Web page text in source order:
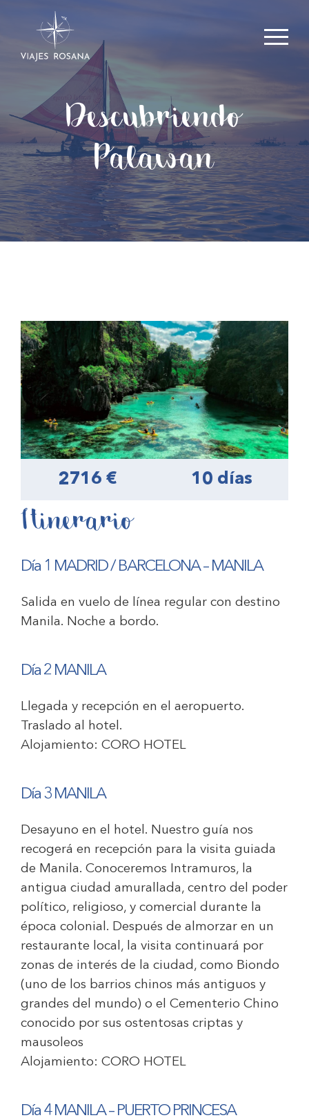
Descubriendo
Palawan
2716 € 10 días
Itinerario
Día 1 MADRID / BARCELONA – MANILA
Salida en vuelo de línea regular con destino
Manila. Noche a bordo.
Día 2 MANILA
Llegada y recepción en el aeropuerto.
Traslado al hotel.
Alojamiento: CORO HOTEL
Día 3 MANILA
Desayuno en el hotel. Nuestro guía nos
recogerá en recepción para la visita guiada
de Manila. Conoceremos Intramuros, la
antigua ciudad amurallada, centro del poder
político, religioso, y comercial durante la
época colonial. Después de almorzar en un
restaurante local, la visita continuará por
zonas de interés de la ciudad, como Biondo
(uno de los barrios chinos más antiguos y
grandes del mundo) o el Cementerio Chino
conocido por sus ostentosas criptas y
mausoleos
Alojamiento: CORO HOTEL
Día 4 MANILA – PUERTO PRINCESA